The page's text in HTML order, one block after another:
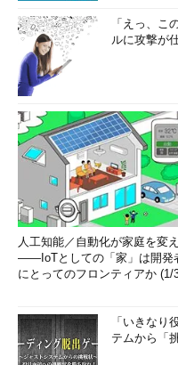
「えっ、
ルに攻撃が
人工知能／自動化が家庭を変
――IoTとしての「家」は開発
にとってのフロンティアか (1/
「いきなり
テムから「